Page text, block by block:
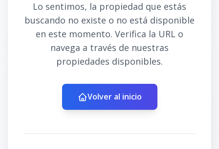
Lo sentimos, la propiedad que estás
buscando no existe o no está disponible
en este momento. Verifica la URL o
navega a través de nuestras
propiedades disponibles.
Volver al inicio